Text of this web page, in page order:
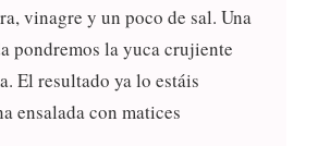
vinagre y un poco de sal. Una
pondremos la yuca crujiente
El resultado ya lo estáis
ensalada con matices